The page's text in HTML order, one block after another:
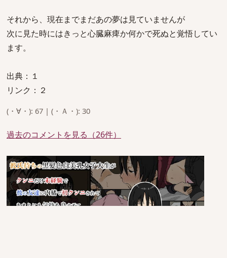
それから、現在までまだあの夢は見ていませんが
次に見た時にはきっと心臓麻痺か何かで死ぬと覚悟してい
ます。
出典：１
リンク：２
(・∀・): 67 | (・Ａ・): 30
過去のコメントを見る（26件）